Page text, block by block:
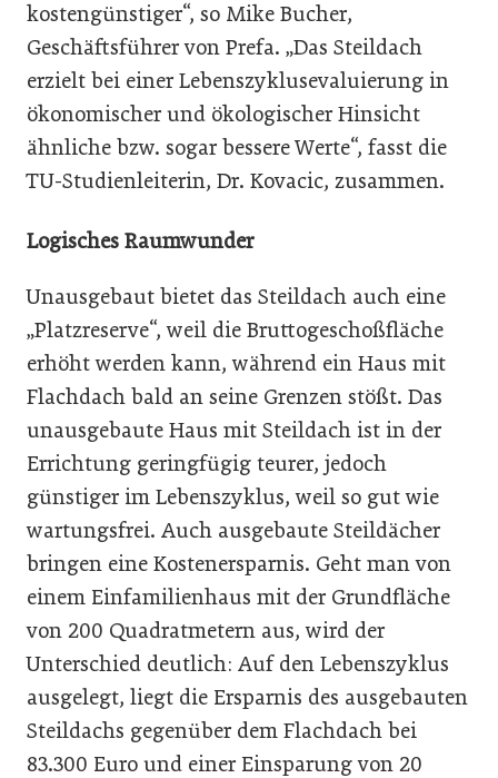
kostengünstiger“, so Mike Bucher,
Geschäftsführer von Prefa. „Das Steildach
erzielt bei einer Lebenszyklusevaluierung in
ökonomischer und ökologischer Hinsicht
ähnliche bzw. sogar bessere Werte“, fasst die
TU-Studienleiterin, Dr. Kovacic, zusammen.
Logisches Raumwunder
Unausgebaut bietet das Steildach auch eine
„Platzreserve“, weil die Bruttogeschoßfläche
erhöht werden kann, während ein Haus mit
Flachdach bald an seine Grenzen stößt. Das
unausgebaute Haus mit Steildach ist in der
Errichtung geringfügig teurer, jedoch
günstiger im Lebenszyklus, weil so gut wie
wartungsfrei. Auch ausgebaute Steildächer
bringen eine Kostenersparnis. Geht man von
einem Einfamilienhaus mit der Grundfläche
von 200 Quadratmetern aus, wird der
Unterschied deutlich: Auf den Lebenszyklus
ausgelegt, liegt die Ersparnis des ausgebauten
Steildachs gegenüber dem Flachdach bei
83.300 Euro und einer Einsparung von 20